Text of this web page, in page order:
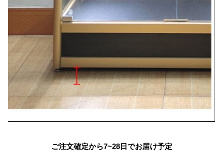
ご注文確定から7~28日でお届け予定